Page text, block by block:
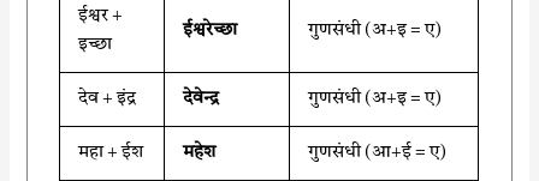
ईश्वर +
इच्छा
ईश्वरेच्छा गुणसंधी (अ+इ = ए)
देव + इंद्र देवेन्द्र गुणसंधी (अ+इ = ए)
महा + ईश महेश गुणसंधी (आ+ई = ए)